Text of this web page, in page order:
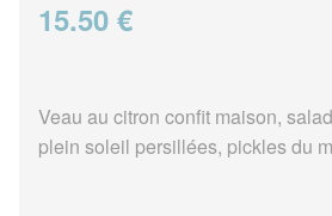
15.50 €
Veau au citron confit maison,
plein soleil persillées, pickles du